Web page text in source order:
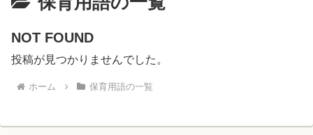
NOT FOUND
投稿が見つかりませんでした。
ホーム 保育用語の一覧